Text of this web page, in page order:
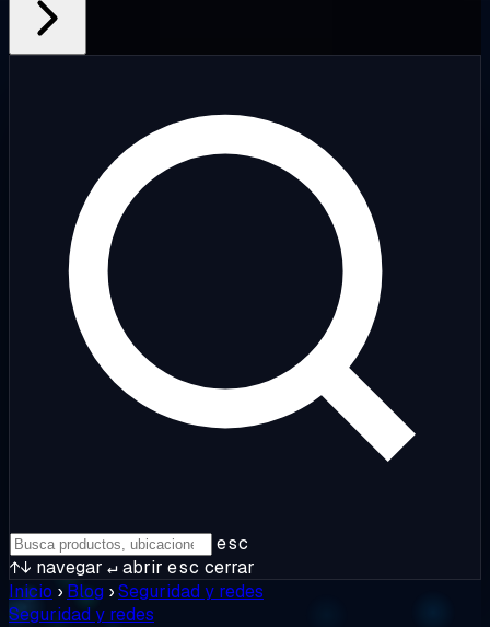
esc
↑↓ navegar ↵abrir esc cerrar
Inicio › Blog ›Seguridad y redes
Seguridad y redes